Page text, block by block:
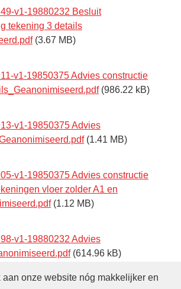
onze website nóg makkelijker en
v1-19880232 Besluit
tekening 3 details
(3.67 MB)
v1-19850375 Advies constructie
(986.22 kB)
v1-19850375 Advies
(1.41 MB)
v1-19850375 Advies constructie
vloer zolder A1 en
(1.12 MB)
v1-19880232 Advies
(614.96 kB)